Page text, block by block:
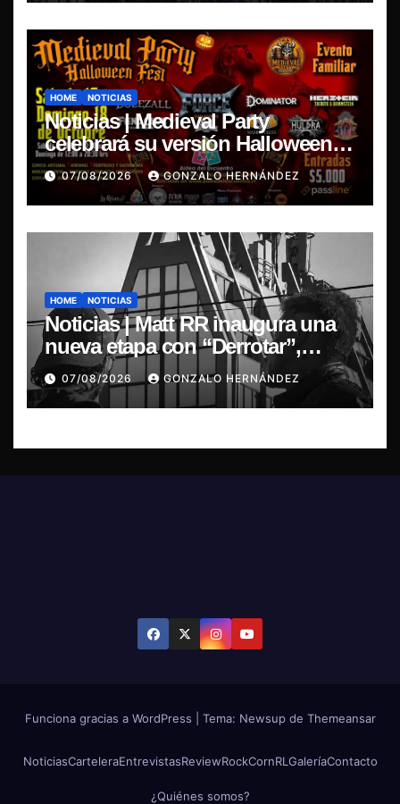
HOME NOTICIAS
Noticias | Medieval Party
celebrará su versión Halloween
Fest en Aldea del Encuentro
07/08/2026 GONZALO HERNÁNDEZ
HOME NOTICIAS
Noticias | Matt RR inaugura una
nueva etapa con “Derrotar”,
primer adelanto de su EP
Resonancia de Umbral
07/08/2026 GONZALO HERNÁNDEZ
Funciona gracias a WordPress Tema: Newsup de Themeansar
NoticiasCarteleraEntrevistasReviewRockCornRL GaleríaContacto
¿Quiénes somos?